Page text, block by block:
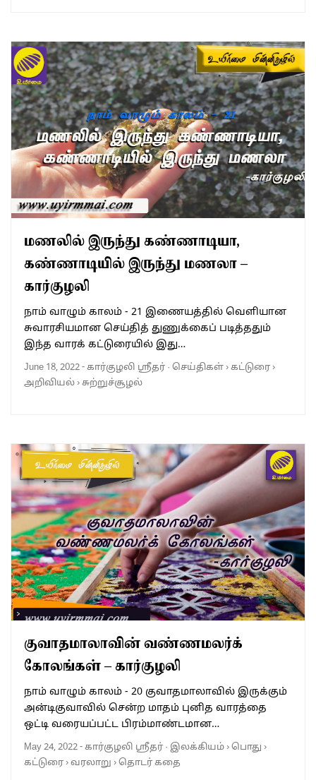
மணலில் இருந்து கண்ணாடியா,
கண்ணாடியில் இருந்து மணலா –
கார்குழலி
நாம் வாழும் காலம் - 21 இணையத்தில் வெளியான
சுவாரசியமான செய்தித் துணுக்கைப் படித்ததும்
இந்த வாரக் கட்டுரையில் இது…
June 18, 2022-கார்குழலி ஸ்ரீதர் · செய்திகள்›கட்டுரை›
அறிவியல்›சுற்றுச்சூழல்
குவாதமாலாவின் வண்ணமலர்க்
கோலங்கள் – கார்குழலி
நாம் வாழும் காலம் - 20 குவாதமாலாவில் இருக்கும்
அன்டிகுவாவில் சென்ற மாதம் புனித வாரத்தை
ஒட்டி வரையப்பட்ட பிரம்மாண்டமான…
May 24, 2022-கார்குழலி ஸ்ரீதர் · இலக்கியம்›பொது ›
கட்டுரை›வரலாறு ›தொடர் கதை